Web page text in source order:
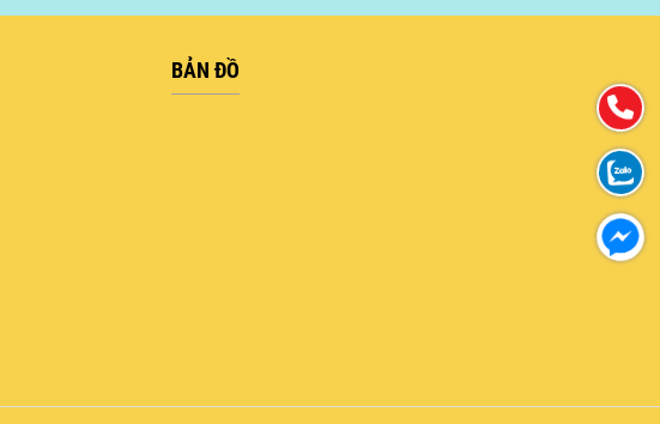
BẢN ĐỒ